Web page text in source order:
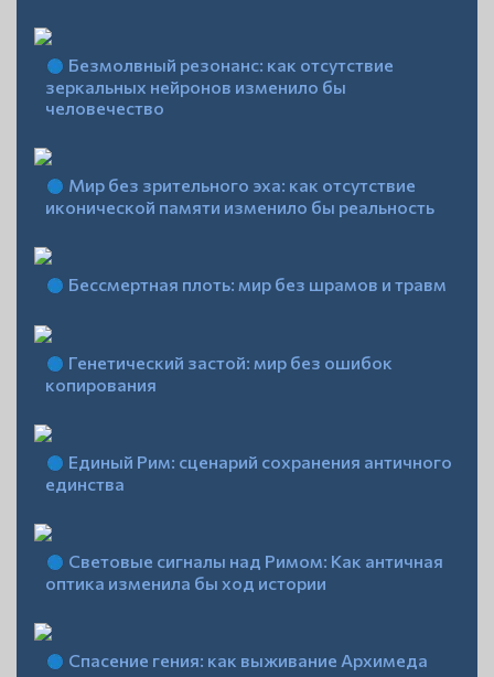
Безмолвный резонанс: как отсутствие
зеркальных нейронов изменило бы
человечество
Мир без зрительного эха: как отсутствие
иконической памяти изменило бы реальность
Бессмертная плоть: мир без шрамов и травм
Генетический застой: мир без ошибок
копирования
Единый Рим: сценарий сохранения античного
единства
Световые сигналы над Римом: Как античная
оптика изменила бы ход истории
Спасение гения: как выживание Архимеда